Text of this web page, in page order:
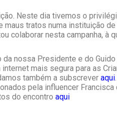
Neste dia tivemos o
maus tratos numa instituição
colaborar nesta campanha, à
nossa Presidente e do Guido
mais segura para as
também a subscrever aqui
pela influencer Francisca
do encontro aqui